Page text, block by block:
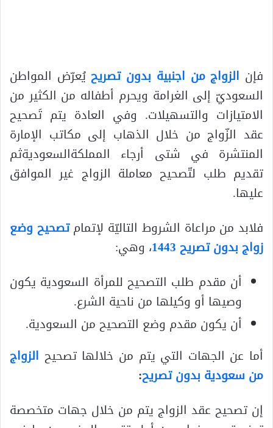
فإن الزواج من اجنبية بدون تصريحيُعرّض المواطن
السعوديّ إلى الغرامة ويحرم أطفاله من الكثير من
الامتيازات والتسهيلات. وفي العادة يتم تَصحيح
عقد الزّواج من خلال الذهاب إلى مكاتب الإمارة
المنتشرة في شتى أرجاء المملكةالسعوديةثم
تقديم طلب لتّصحيح معاملة الزواج غير الموافق
عليها.
فلابد من مراعاة الشروط التاليّة لإتمامتصحيح وضع
زواج بدون تصريح 1443
، وهي:
أن مقدم طلب التصحيح للمرأة السعودية يكون
وصيها أو وكيلها من ناحية الشرع.
أن يكون مقدم وضع التصحيح من السعودية.
أما عن الجهات التي يتم من خلالها تصحيح الزواج
من سعودية بدون تصريح:
إن تصحيح عقد الزواج يتم من خلال جهات متخصصة